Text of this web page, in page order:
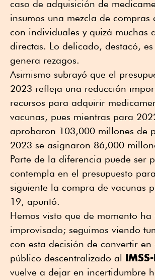
caso de adquisición de
insumos una mezcla de compras
con individuales y quizá muchas
directas. Lo delicado, destacó, es
genera rezagos.
Asimismo subrayó que el
2023 refleja una reducción
recursos para adquirir
vacunas, pues mientras para
aprobaron 103,000 millones de
2023 se asignaron 86,000
Parte de la diferencia puede ser
contempla en el presupuesto
siguiente la compra de vacunas
19, apuntó.
Hemos visto que de momento ha
improvisado; seguimos viendo
con esta decisión de convertir en
público descentralizado al
vuelve a dejar en incertidumbre